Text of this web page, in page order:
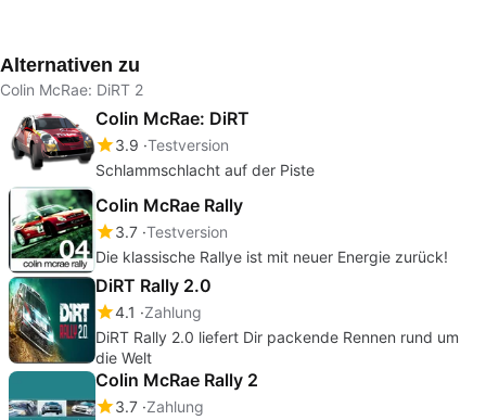
Alternativen zu
Colin McRae: DiRT 2
Colin McRae: DiRT
3.9 Testversion
Schlammschlacht auf der Piste
Colin McRae Rally
3.7 Testversion
Die klassische Rallye ist mit neuer Energie zurück!
DiRT Rally 2.0
4.1
Zahlung
DiRT Rally 2.0 liefert Dir packende Rennen rund um
die Welt
Colin McRae Rally 2
3.7 Zahlung